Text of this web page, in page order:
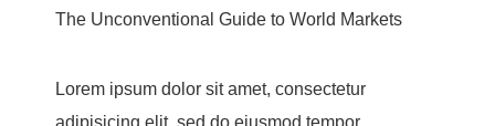
The Unconventional Guide to World Markets
Lorem ipsum dolor sit amet, consectetur
adipisicing elit, sed do eiusmod tempor